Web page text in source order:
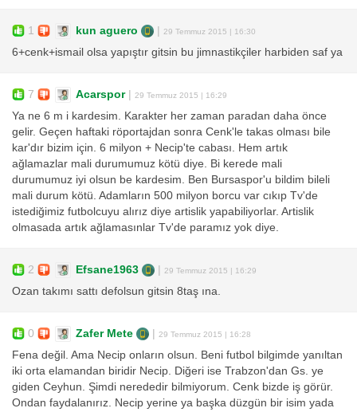
1 kun aguero 29 Temmuz 2015 | 16:30
6+cenk+ismail olsa yapıştır gitsin bu jimnastikçiler harbiden saf ya
7 Acarspor| 29 Temmuz 2015 | 16:29
Ya ne 6 m i kardesim. Karakter her zaman paradan daha önce
gelir. Geçen haftaki röportajdan sonra Cenk'le takas olması bile
kar'dır bizim için. 6 milyon + Necip'te cabası. Hem artık
ağlamazlar mali durumumuz kötü diye. Bi kerede mali
durumumuz iyi olsun be kardesim. Ben Bursaspor'u bildim bileli
mali durum kötü. Adamların 500 milyon borcu var cıkıp Tv'de
istediğimiz futbolcuyu alırız diye artislik yapabiliyorlar. Artislik
olmasada artık ağlamasınlar Tv'de paramız yok diye.
2 Efsane1963 29 Temmuz 2015 | 16:29
Ozan takımı sattı defolsun gitsin 8taş ına.
0 Zafer Mete 29 Temmuz 2015 | 16:28
Fena değil. Ama Necip onların olsun. Beni futbol bilgimde yanıltan
iki orta elamandan biridir Necip. Diğeri ise Trabzon'dan Gs. ye
giden Ceyhun. Şimdi nerededir bilmiyorum. Cenk bizde iş görür.
Ondan faydalanırız. Necip yerine ya başka düzgün bir isim yada